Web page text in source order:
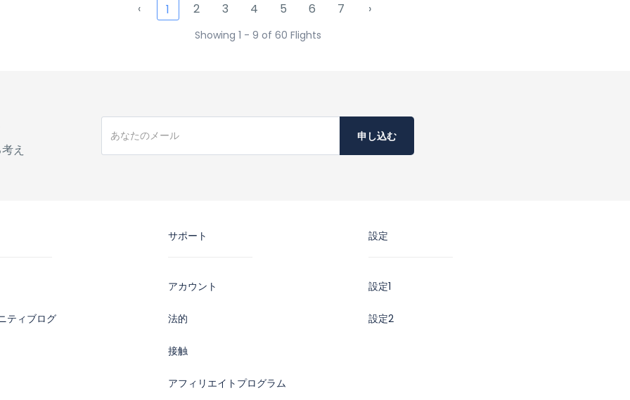
‹ 1 2 3 4 5 6 7 ›
Showing 1 - 9 of 60 Flights
え
申し込む
ティブログ
サポート
アカウント
法的
接触
アフィリエイトプログラム
設定
設定1
設定2